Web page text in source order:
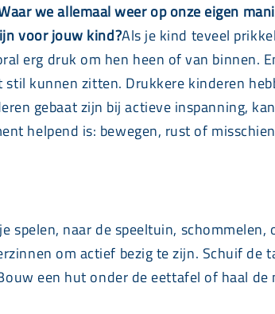
we allemaal weer op onze eigen
voor jouw kind?Als je kind teveel
erg druk om hen heen of van binnen.
kunnen zitten. Drukkere kinderen
gebaat zijn bij actieve inspanning,
helpend is: bewegen, rust of
naar de speeltuin, schommelen,
om actief bezig te zijn. Schuif de
een hut onder de eettafel of haal de